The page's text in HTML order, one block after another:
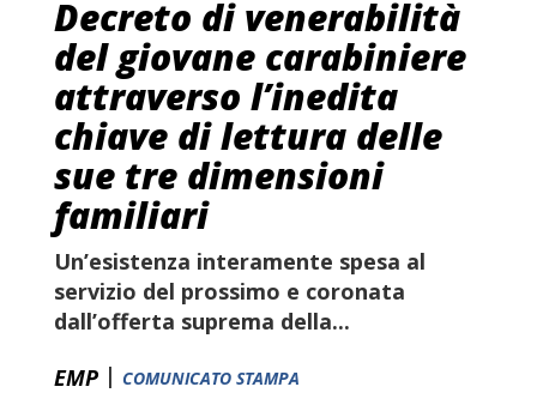
Decreto di venerabilità
del giovane carabiniere
attraverso l’inedita
chiave di lettura delle
sue tre dimensioni
familiari
Un’esistenza interamente spesa al
servizio del prossimo e coronata
dall’offerta suprema della...
EMP | COMUNICATO STAMPA